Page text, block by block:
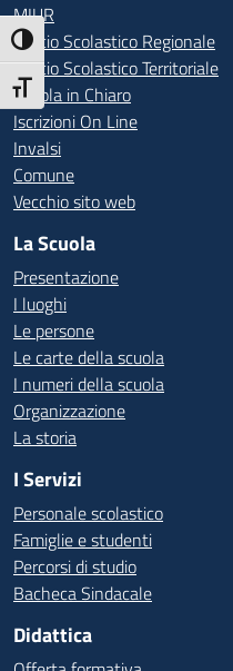
Attiva/disattiva alto contrasto
Attiva/disattiva dimensione testo
MIUR
Ufficio Scolastico Regionale
Ufficio Scolastico Territoriale
Scuola in Chiaro
Iscrizioni On Line
Invalsi
Comune
Vecchio sito web
La Scuola
Presentazione
I luoghi
Le persone
Le carte della scuola
I numeri della scuola
Organizzazione
La storia
I Servizi
Personale scolastico
Famiglie e studenti
Percorsi di studio
Bacheca Sindacale
Didattica